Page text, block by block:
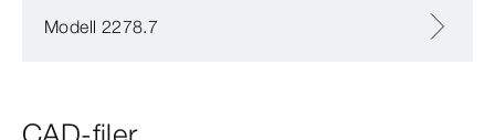
Modell 2278.7